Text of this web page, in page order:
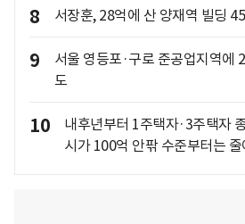
8 서장훈, 28억에 산 양재역 빌딩
9
서울 영등포·구로 준공업지역에
도
10
내후년부터 1주택자·3주택자
시가 100억 안팎 수준부터는 줄